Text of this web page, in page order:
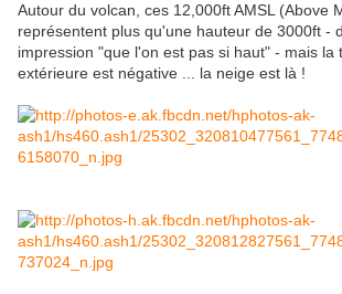
Autour du volcan, ces 12,000ft AMSL (Above
représentent plus qu'une hauteur de 3000ft -
impression "que l'on est pas si haut" - mais la
extérieure est négative ... la neige est là !